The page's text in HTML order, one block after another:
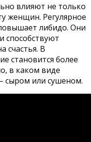
влияют не только
женщин. Регулярное
либидо. Они
способствуют
счастья. В
становится более
в каком виде
сыром или сушеном.